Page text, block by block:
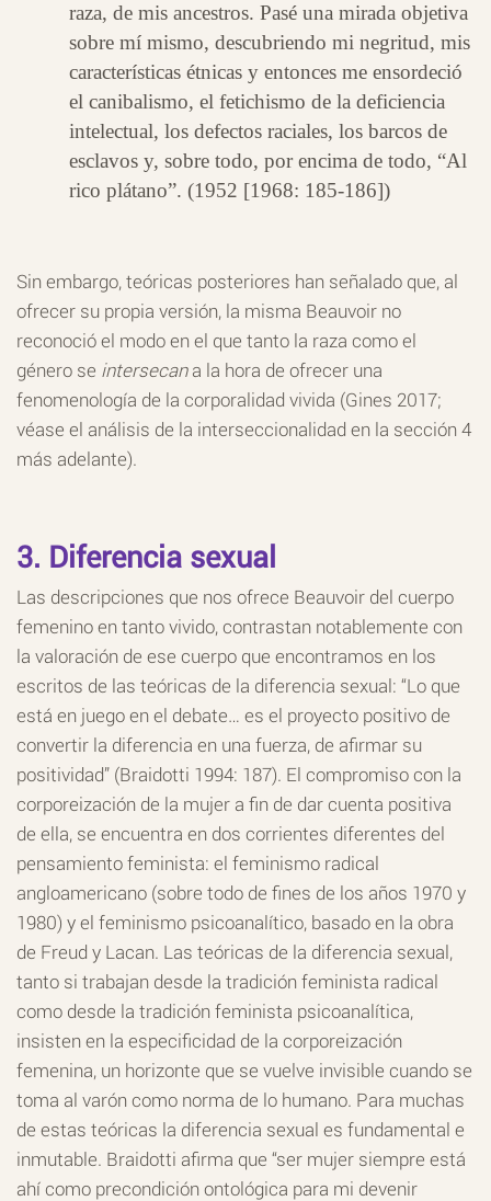
raza, de mis ancestros. Pasé una mirada objetiva
sobre mí mismo, descubriendo mi negritud, mis
características étnicas y entonces me ensordeció
el canibalismo, el fetichismo de la deficiencia
intelectual, los defectos raciales, los barcos de
esclavos y, sobre todo, por encima de todo, “Al
rico plátano”. (1952 [1968: 185-186])
Sin embargo, teóricas posteriores han señalado que, al
ofrecer su propia versión, la misma Beauvoir no
reconoció el modo en el que tanto la raza como el
género se intersecana la hora de ofrecer una
fenomenología de la corporalidad vivida (Gines 2017;
véase el análisis de la interseccionalidad en la sección 4
más adelante).
3. Diferencia sexual
Las descripciones que nos ofrece Beauvoir del cuerpo
femenino en tanto vivido, contrastan notablemente con
la valoración de ese cuerpo que encontramos en los
escritos de las teóricas de la diferencia sexual: “Lo que
está en juego en el debate… es el proyecto positivo de
convertir la diferencia en una fuerza, de afirmar su
positividad” (Braidotti 1994: 187). El compromiso con la
corporeización de la mujer a fin de dar cuenta positiva
de ella, se encuentra en dos corrientes diferentes del
pensamiento feminista: el feminismo radical
angloamericano (sobre todo de fines de los años 1970 y
1980) y el feminismo psicoanalítico, basado en la obra
de Freud y Lacan. Las teóricas de la diferencia sexual,
tanto si trabajan desde la tradición feminista radical
como desde la tradición feminista psicoanalítica,
insisten en la especificidad de la corporeización
femenina, un horizonte que se vuelve invisible cuando se
toma al varón como norma de lo humano. Para muchas
de estas teóricas la diferencia sexual es fundamental e
inmutable. Braidotti afirma que “ser mujer siempre está
ahí como precondición ontológica para mi devenir